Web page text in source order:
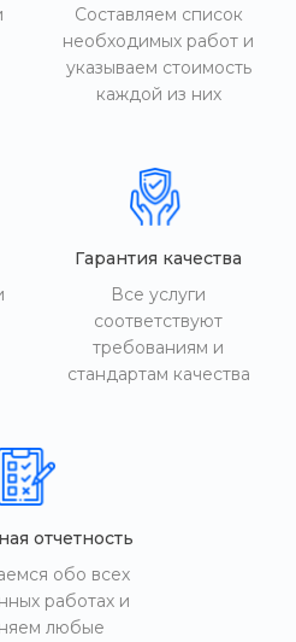
Составляем список
необходимых работ и
указываем стоимость
каждой из них
Гарантия качества
Все услуги
соответствуют
требованиям и
стандартам качества
отчетность
обо всех
работах и
любые